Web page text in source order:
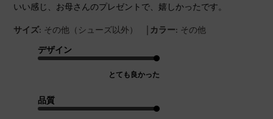
いい感じ、お母さんのプレゼントで、嬉しかったです。
サイズ: その他（シューズ以外） | カラー: その他
デザイン
とても良かった
品質